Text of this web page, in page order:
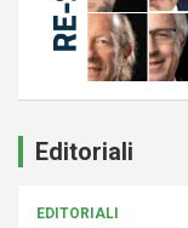
Editoriali
EDITORIALI